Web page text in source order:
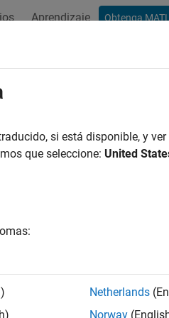
Aprendizaje Obtenga
mediante traducción
interactivo que te permite
escenas de
señales, barandillas y daños
herramientas para
si está disponible, y
que seleccione: United
Netherlands
Norway